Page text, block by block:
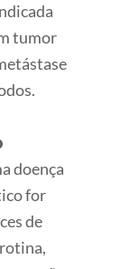
tumor
doença
for
de